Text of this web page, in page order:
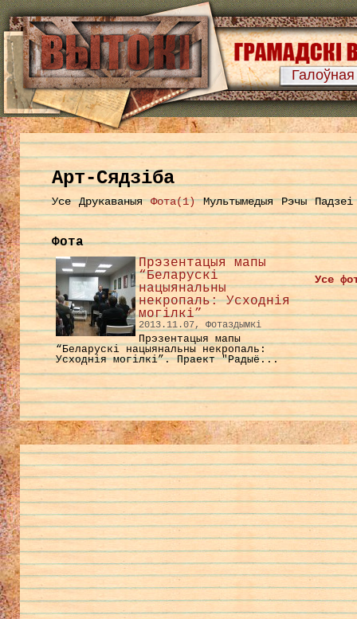
Галоўная
Арт-Сядзіба
Усе Друкаваныя Фота(1) Мультымедыя Рэчы Падзеі
Фота
Прэзентацыя мапы
“Беларускі
нацыянальны
некропаль: Усходнія
могілкі”
2013.11.07, Фотаздымкі
Прэзентацыя мапы
“Беларускі нацыянальны некропаль:
Усходнія могілкі”. Праект "Радыё...
Усе